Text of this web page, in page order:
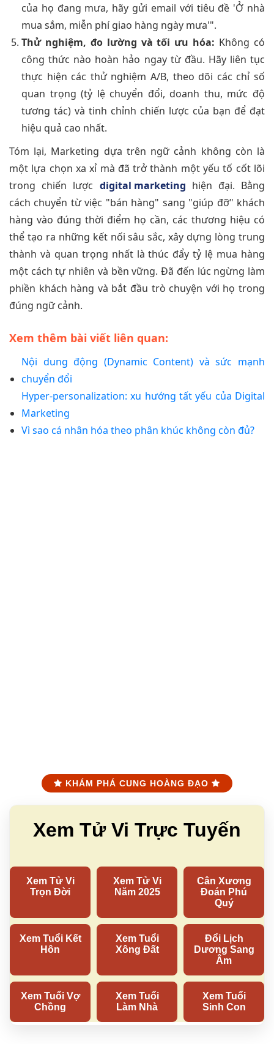
của họ đang mưa, hãy gửi email với tiêu đề 'Ở nhà
mua sắm, miễn phí giao hàng ngày mưa'".
Thử nghiệm, đo lường và tối ưu hóa: Không có
công thức nào hoàn hảo ngay từ đầu. Hãy liên tục
thực hiện các thử nghiệm A/B, theo dõi các chỉ số
quan trọng (tỷ lệ chuyển đổi, doanh thu, mức độ
tương tác) và tinh chỉnh chiến lược của bạn để đạt
hiệu quả cao nhất.
Tóm lại, Marketing dựa trên ngữ cảnh không còn là
một lựa chọn xa xỉ mà đã trở thành một yếu tố cốt lõi
trong chiến lược digital marketing hiện đại. Bằng
cách chuyển từ việc "bán hàng" sang "giúp đỡ" khách
hàng vào đúng thời điểm họ cần, các thương hiệu có
thể tạo ra những kết nối sâu sắc, xây dựng lòng trung
thành và quan trọng nhất là thúc đẩy tỷ lệ mua hàng
một cách tự nhiên và bền vững. Đã đến lúc ngừng làm
phiền khách hàng và bắt đầu trò chuyện với họ trong
đúng ngữ cảnh.
Xem thêm bài viết liên quan:
Nội dung động (Dynamic Content) và sức mạnh
chuyển đổi
Hyper-personalization: xu hướng tất yếu của Digital
Marketing
Vì sao cá nhân hóa theo phân khúc không còn đủ?
KHÁM PHÁ CUNG HOÀNG ĐẠO